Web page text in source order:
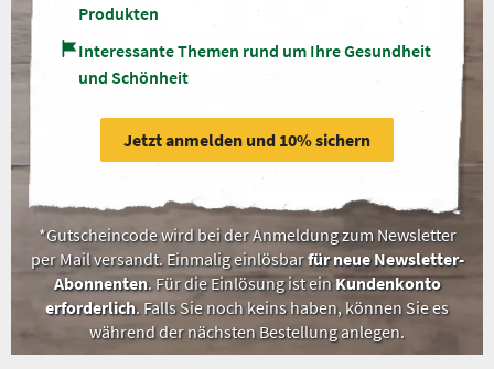
Produkten
Interessante Themen rund um Ihre Gesundheit
und Schönheit
Jetzt anmelden und 10% sichern
*Gutscheincode wird bei der Anmeldung zum Newsletter
per Mail versandt. Einmalig einlösbarfür neue Newsletter-
Abonnenten. Für die Einlösung ist ein Kundenkonto
erforderlich. Falls Sie noch keins haben, können Sie es
während der nächsten Bestellung anlegen.